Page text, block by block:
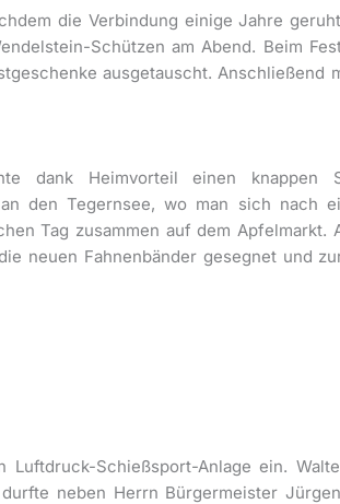
die Verbindung einige Jahre
Schützen am Abend. Beim
ausgetauscht. Anschließend
dank Heimvorteil einen knappen
den Tegernsee, wo man sich nach
Tag zusammen auf dem Apfelmarkt.
neuen Fahnenbänder gesegnet und
Schießsport-Anlage ein.
neben Herrn Bürgermeister